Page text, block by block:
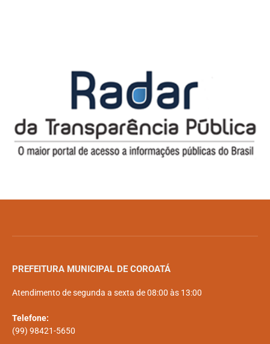
PREFEITURA MUNICIPAL DE COROATÁ
Atendimento de segunda a sexta de 08:00 às 13:00
Telefone:
(99) 98421-5650